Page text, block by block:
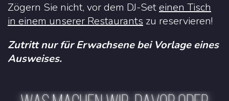
Zögern Sie nicht, vor dem DJ-Seteinen Tisch
in einem unserer Restaurants zu reservieren!
Zutritt nur für Erwachsene bei Vorlage eines
Ausweises.